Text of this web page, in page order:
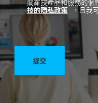
技的隱私政策
，且我
提交